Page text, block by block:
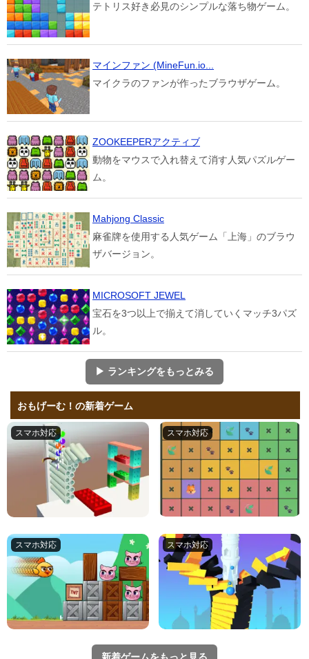
テトリス好き必見のシンプルな落ち物ゲーム。
マインファン (MineFun.io...
マイクラのファンが作ったブラウザゲーム。
ZOOKEEPERアクティブ
動物をマウスで入れ替えて消す人気パズルゲー
ム。
Mahjong Classic
麻雀牌を使用する人気ゲーム「上海」のブラウ
ザバージョン。
MICROSOFT JEWEL
宝石を3つ以上で揃えて消していくマッチ3パズ
ル。
▶ ランキングをもっとみる
おもげーむ！の新着ゲーム